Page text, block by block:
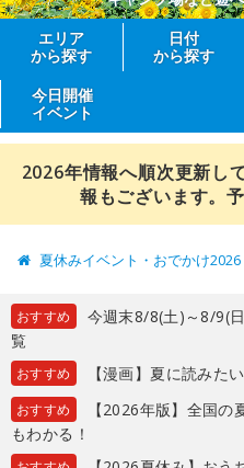
エリア
から探す
日付
から探す
今日開催
イベント
2026年情報へ順次更新し
報もございます。
夏休みイベント・おでかけ2026
おすすめ
今週末8/8(土)～8/9(
覧
おすすめ 【漫画】夏に読みた
おすすめ
【2026年版】全国
もわかる！